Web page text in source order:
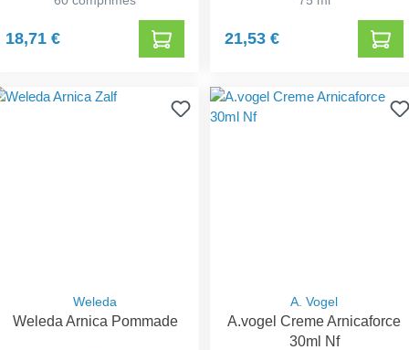
18,71 € 21,53 €
Weleda
Weleda Arnica Pommade
A. Vogel
A.vogel Creme Arnicaforce
30ml Nf